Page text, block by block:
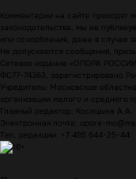
Комментарии на сайте проходят
законодательства, мы не
или оскорбления, даже в случае
Не допускаются сообщения,
Сетевое издание «ОПОРА РОССИИ
ФС77-74363, зарегистрировано
Учредитель: Московское
организации малого и
Главный редактор: Косицына А.А.
Электронная почта: opora-
Тел. редакции: +7 495 644-25-44